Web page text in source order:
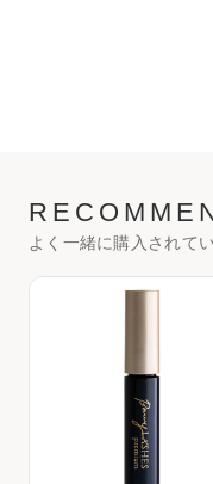
よく一緒に購入されて